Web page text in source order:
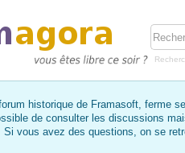
historique de Framasoft, ferme
de consulter les discussions
Si vous avez des questions, on se